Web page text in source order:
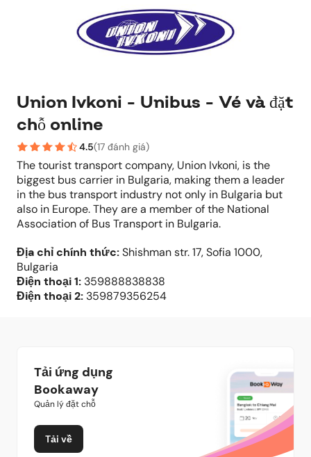
Union Ivkoni - Unibus - Vé và đặt
chỗ online
4.5(17 đánh giá)
The tourist transport company, Union Ivkoni, is the
biggest bus carrier in Bulgaria, making them a leader
in the bus transport industry not only in Bulgaria but
also in Europe. They are a member of the National
Association of Bus Transport in Bulgaria.
Địa chỉ chính thức:Shishman str. 17, Sofia 1000,
Bulgaria
Điện thoại1: 359888838838
Điện thoại2: 359879356254
Tải ứng dụng
Bookaway
Quản lý đặt chỗ
Tải về